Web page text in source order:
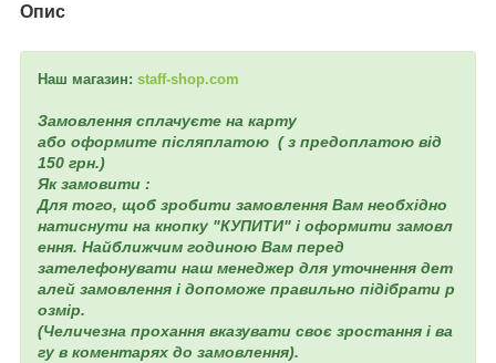
Опис
Наш магазин: staff-shop.com
Замовлення сплачуєте на карту
або оформите післяплатою ( з предоплатою від
150 грн.)
Як замовити :
Для того, щоб зробити замовлення Вам необхідно
натиснути на кнопку "КУПИТИ" і оформити замовл
ення. Найближчим годиною Вам перед
зателефонувати наш менеджер для уточнення дет
алей замовлення і допоможе правильно підібрати р
озмір.
(Челичезна прохання вказувати своє зростання і ва
гу в коментарях до замовлення).